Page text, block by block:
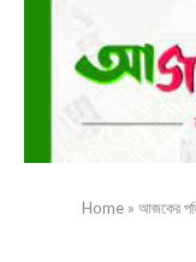
Home » আজকের